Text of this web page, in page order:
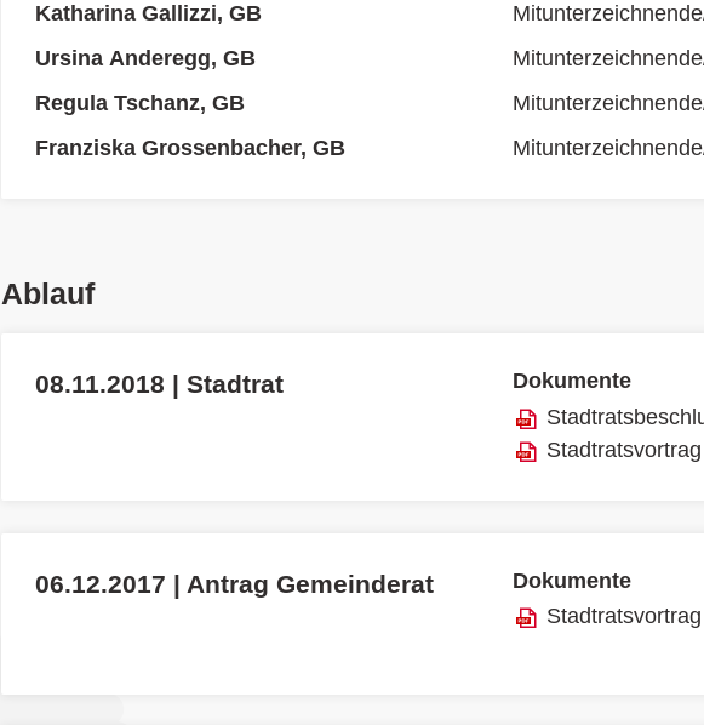
Katharina Gallizzi, GB
Ursina Anderegg, GB
Regula Tschanz, GB
Franziska Grossenbacher, GB
Ablauf
08.11.2018 | Stadtrat
Dokumente
Stadtratsvortrag
06.12.2017 | Antrag Gemeinderat
Dokumente
Stadtratsvortrag